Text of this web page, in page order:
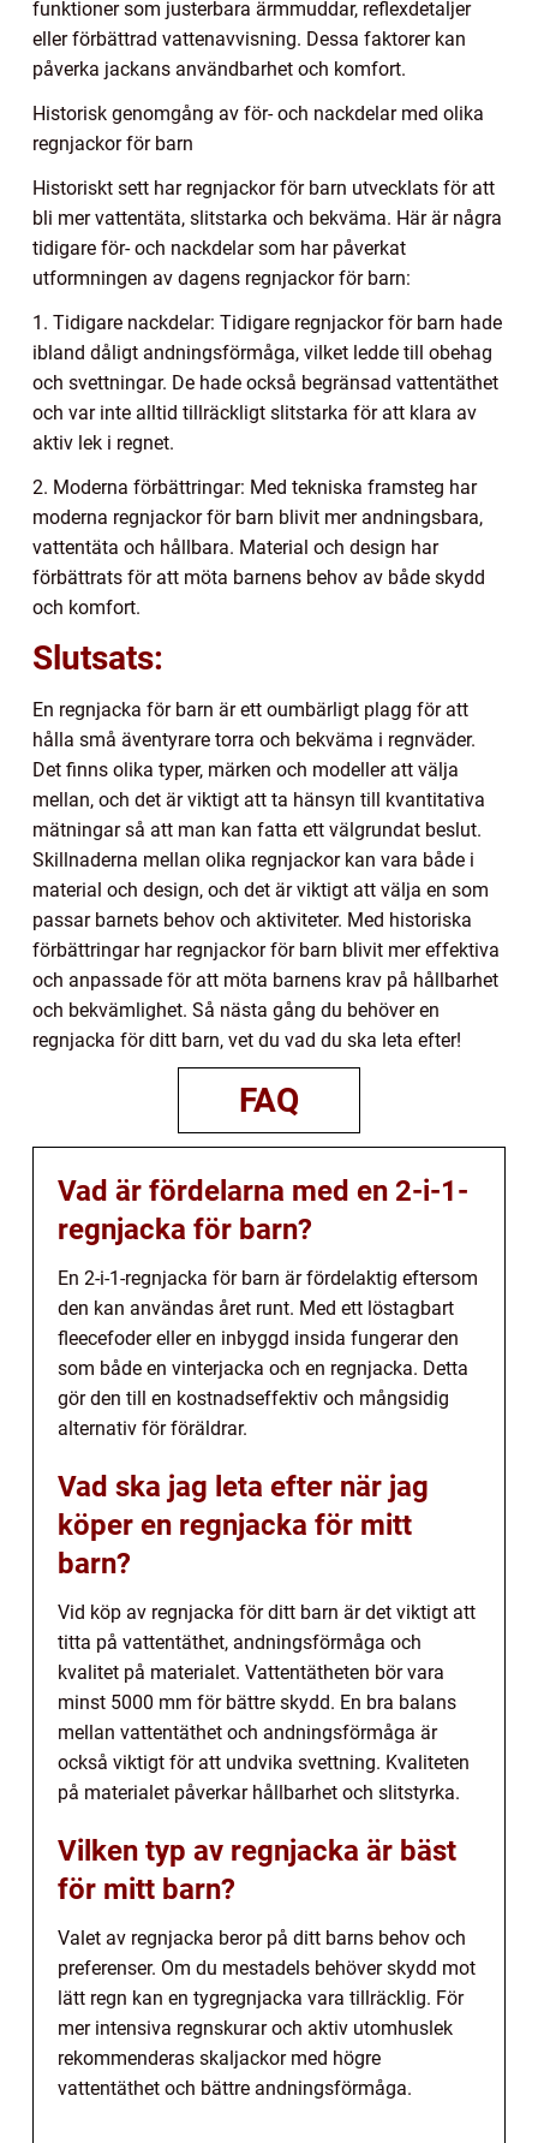
funktioner som justerbara ärmmuddar, reflexdetaljer
eller förbättrad vattenavvisning. Dessa faktorer kan
påverka jackans användbarhet och komfort.
Historisk genomgång av för- och nackdelar med olika
regnjackor för barn
Historiskt sett har regnjackor för barn utvecklats för att
bli mer vattentäta, slitstarka och bekväma. Här är några
tidigare för- och nackdelar som har påverkat
utformningen av dagens regnjackor för barn:
1. Tidigare nackdelar: Tidigare regnjackor för barn hade
ibland dåligt andningsförmåga, vilket ledde till obehag
och svettningar. De hade också begränsad vattentäthet
och var inte alltid tillräckligt slitstarka för att klara av
aktiv lek i regnet.
2. Moderna förbättringar: Med tekniska framsteg har
moderna regnjackor för barn blivit mer andningsbara,
vattentäta och hållbara. Material och design har
förbättrats för att möta barnens behov av både skydd
och komfort.
Slutsats:
En regnjacka för barn är ett oumbärligt plagg för att
hålla små äventyrare torra och bekväma i regnväder.
Det finns olika typer, märken och modeller att välja
mellan, och det är viktigt att ta hänsyn till kvantitativa
mätningar så att man kan fatta ett välgrundat beslut.
Skillnaderna mellan olika regnjackor kan vara både i
material och design, och det är viktigt att välja en som
passar barnets behov och aktiviteter. Med historiska
förbättringar har regnjackor för barn blivit mer effektiva
och anpassade för att möta barnens krav på hållbarhet
och bekvämlighet. Så nästa gång du behöver en
regnjacka för ditt barn, vet du vad du ska leta efter!
FAQ
Vad är fördelarna med en 2-i-1-
regnjacka för barn?
En 2-i-1-regnjacka för barn är fördelaktig eftersom
den kan användas året runt. Med ett löstagbart
fleecefoder eller en inbyggd insida fungerar den
som både en vinterjacka och en regnjacka. Detta
gör den till en kostnadseffektiv och mångsidig
alternativ för föräldrar.
Vad ska jag leta efter när jag
köper en regnjacka för mitt
barn?
Vid köp av regnjacka för ditt barn är det viktigt att
titta på vattentäthet, andningsförmåga och
kvalitet på materialet. Vattentätheten bör vara
minst 5000 mm för bättre skydd. En bra balans
mellan vattentäthet och andningsförmåga är
också viktigt för att undvika svettning. Kvaliteten
på materialet påverkar hållbarhet och slitstyrka.
Vilken typ av regnjacka är bäst
för mitt barn?
Valet av regnjacka beror på ditt barns behov och
preferenser. Om du mestadels behöver skydd mot
lätt regn kan en tygregnjacka vara tillräcklig. För
mer intensiva regnskurar och aktiv utomhuslek
rekommenderas skaljackor med högre
vattentäthet och bättre andningsförmåga.